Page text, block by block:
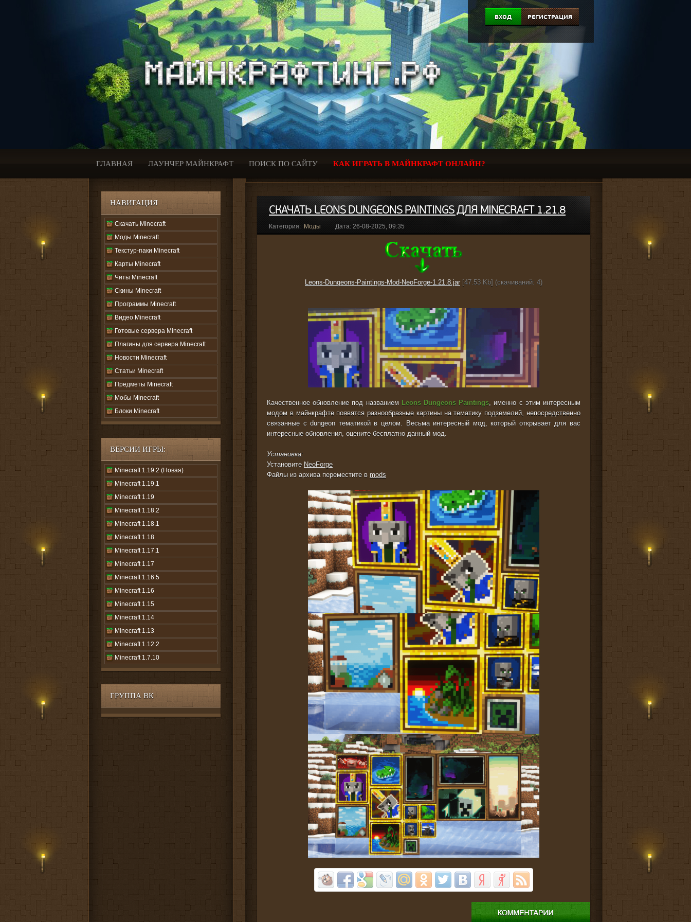
ВХОД РЕГИСТРАЦИЯ
ГЛАВНАЯ ЛАУНЧЕР МАЙНКРАФТ ПОИСК ПО САЙТУ КАК ИГРАТЬ В МАЙНКРАФТ ОНЛАЙН?
НАВИГАЦИЯ
Скачать Minecraft
Моды Minecraft
Текстур-паки Minecraft
Карты Minecraft
Читы Minecraft
Скины Minecraft
Программы Minecraft
Видео Minecraft
Готовые сервера Minecraft
Плагины для сервера Minecraft
Новости Minecraft
Статьи Minecraft
Предметы Minecraft
Мобы Minecraft
Блоки Minecraft
ВЕРСИИ ИГРЫ:
Minecraft 1.19.2 (Новая)
Minecraft 1.19.1
Minecraft 1.19
Minecraft 1.18.2
Minecraft 1.18.1
Minecraft 1.18
Minecraft 1.17.1
Minecraft 1.17
Minecraft 1.16.5
Minecraft 1.16
Minecraft 1.15
Minecraft 1.14
Minecraft 1.13
Minecraft 1.12.2
Minecraft 1.7.10
ГРУППА ВК
СКАЧАТЬ LEONS DUNGEONS PAINTINGS ДЛЯ MINECRAFT 1.21.8
Категория: Моды Дата: 26-08-2025, 09:35
Leons-Dungeons-Paintings-Mod-NeoForge-1.21.8.jar [47.53 Kb] (cкачиваний: 4)
Качественное обновление под названием Leons Dungeons Paintings, именно с этим интересным
модом в майнкрафте появятся разнообразные картины на тематику подземелий, непосредственно
связанные с dungeon тематикой в целом. Весьма интересный мод, который открывает для вас
интересные обновления, оцените бесплатно данный мод.
Установка:
Установите NeoForge
Файлы из архива переместите в mods